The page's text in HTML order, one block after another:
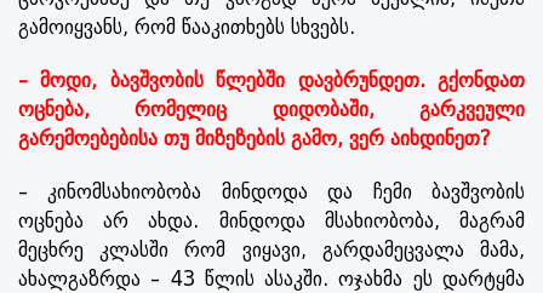
გამოიყვანს, რომ წააკითხებს სხვებს.
– მოდი, ბავშვობის წლებში დავბრუნდეთ. გქონდათ
ოცნება, რომელიც დიდობაში, გარკვეული
გარემოებებისა თუ მიზეზების გამო, ვერ აიხდინეთ?
– კინომსახიობობა მინდოდა და ჩემი ბავშვობის
ოცნება არ ახდა. მინდოდა მსახიობობა, მაგრამ
მეცხრე კლასში რომ ვიყავი, გარდამეცვალა მამა,
ახალგაზრდა – 43 წლის ასაკში. ოჯახმა ეს დარტყმა